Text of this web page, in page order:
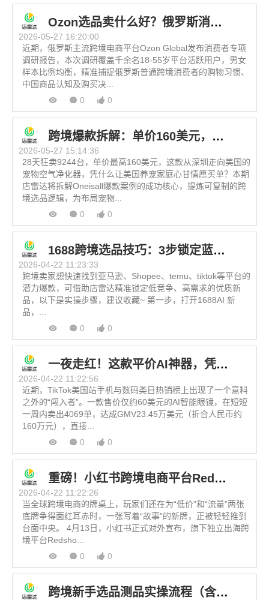
Ozon选品卖什么好？俄罗斯消费者调研：这些类目最稳！
2026-05-27 16:20:00
近期，俄罗斯主流跨境电商平台Ozon Global发布消费者专项
调研报告，本次调研覆盖千余名18-55岁平台活跃用户，男女
样本比例均衡，精准捕捉俄罗斯普通跨境消费者的购物习惯、
中国商品认知及购买决...
0
0
跨境爆款拆解：单价160美元，深圳卖家如何征服海外养宠家庭？
2026-05-27 15:14:36
28天狂卖9244台，单价最高160美元，这款从深圳走向美国的
宠物空气净化器，凭什么让美国养宠家庭心甘情愿买单？本期
店雷达将拆解Oneisall爆款案例的成功核心，提炼可复制的跨
境选品逻辑，为布局宠物...
0
0
1688跨境选品技巧：3步锁定蓝海新品
2026-04-22 11:23:33
跨境卖家想快速找到亚马逊、Shopee、temu、tiktok等平台的
潜力爆款，可借助店雷达精准锁定低竞争、高需求的优质新
品，以下是实操步骤，建议收藏~ 第一步，打开1688AI 新
品，...
0
0
一夜走红！这款平价AI神器，凭什么成为跨境爆款？
2026-04-22 11:22:56
近期，TikTok美国站手机与数码类目热销榜上出现了一个意料
之外的“闯入者”。一款售价仅约60美元的AI智能眼镜，在短短
一周内卖出4069单，达成GMV23.45万美元（折合人民币约
160万元），直接...
0
0
重磅！小红书跨境电商平台Redshop将于6月正式上线！
2026-04-22 11:22:26
当全球跨境电商的牌桌上，玩家们还在为“低价”和“流量”两张
底牌争得面红耳赤时，一张写着“故事”的新牌，正被轻轻推到
台面中央。 4月13日，小红书正式对外宣布，旗下独立出海跨
境平台Redsho...
0
0
跨境新手选品测品实操流程（含1688源头工厂筛选技巧）